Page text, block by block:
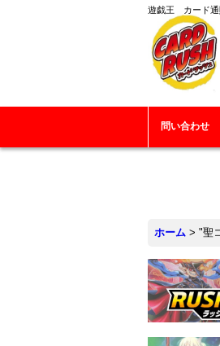
遊戯王 カード通
問い合わせ
ホーム > "聖